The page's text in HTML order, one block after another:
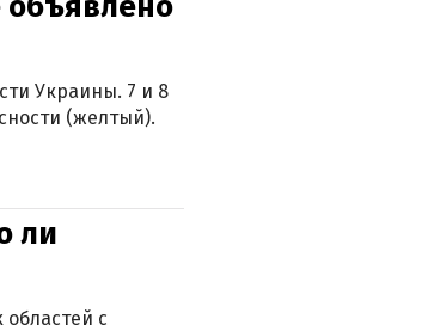
Украины. 7 и 8
(желтый).
ли
с